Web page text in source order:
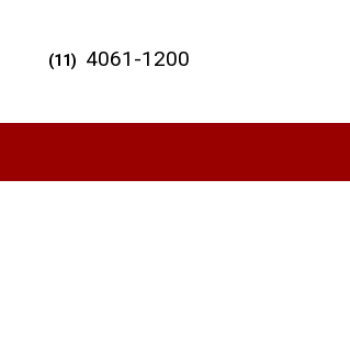
(11) 4061-1200